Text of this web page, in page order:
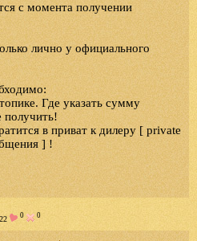
с момента получении
лично у официального
Где указать сумму
получить!
в приват к дилеру [ private
] !
0 0